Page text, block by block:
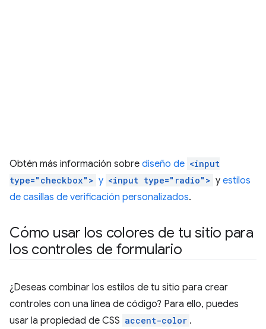
Obtén más información sobre diseño de <input
type="checkbox"> y <input type="radio"> y estilos
de casillas de verificación personalizados.
Cómo usar los colores de tu sitio para
los controles de formulario
¿Deseas combinar los estilos de tu sitio para crear
controles con una línea de código? Para ello, puedes
usar la propiedad de CSS accent-color .